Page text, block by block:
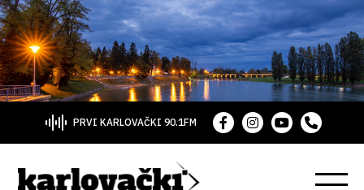
PRVI KARLOVAČKI 90.1FM